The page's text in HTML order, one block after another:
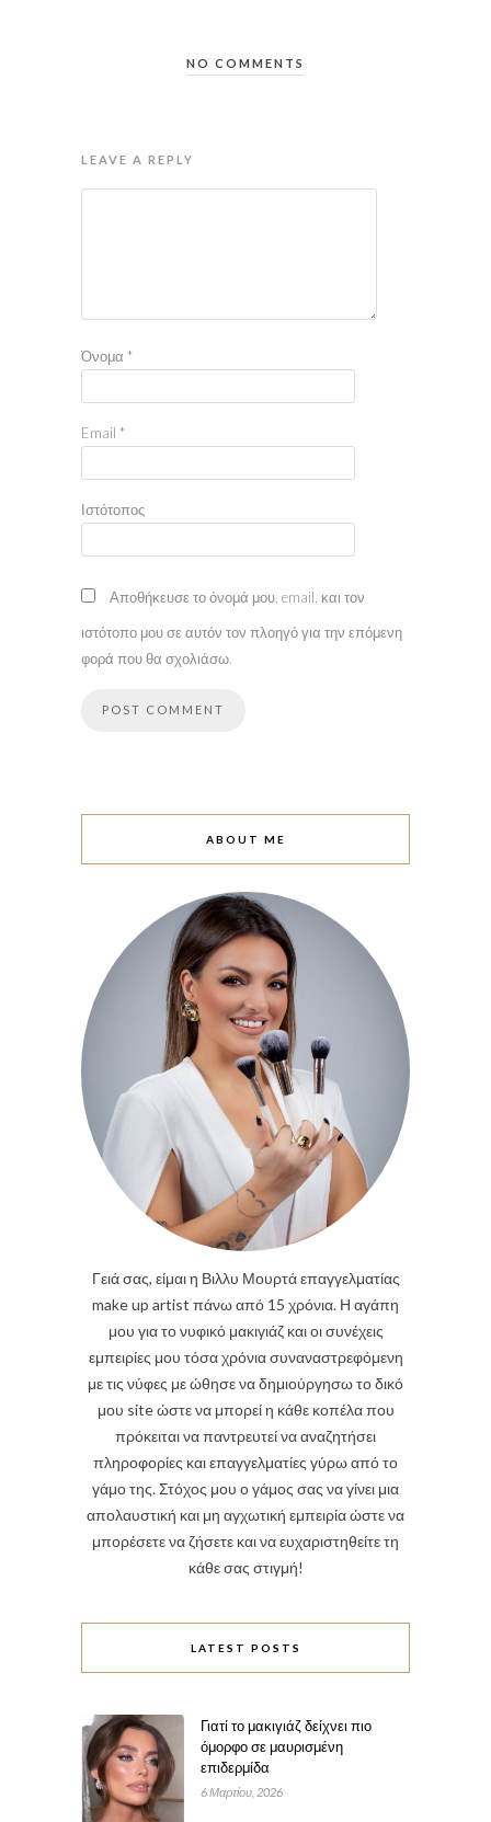
NO COMMENTS
LEAVE A REPLY
Όνομα *
Email *
Ιστότοπος
Αποθήκευσε το όνομά μου, email, και τον
ιστότοπο μου σε αυτόν τον πλοηγό για την επόμενη
φορά που θα σχολιάσω.
ABOUT ME
Γειά σας, είμαι η Βιλλυ Μουρτά επαγγελματίας
make up artist πάνω από 15 χρόνια. Η αγάπη
μου για το νυφικό μακιγιάζ και οι συνέχεις
εμπειρίες μου τόσα χρόνια συναναστρεφόμενη
με τις νύφες με ώθησε να δημιούργησω το δικό
μου site ώστε να μπορεί η κάθε κοπέλα που
πρόκειται να παντρευτεί να αναζητήσει
πληροφορίες και επαγγελματίες γύρω από το
γάμο της. Στόχος μου ο γάμος σας να γίνει μια
απολαυστική και μη αγχωτική εμπειρία ώστε να
μπορέσετε να ζήσετε και να ευχαριστηθείτε τη
κάθε σας στιγμή!
LATEST POSTS
Γιατί το μακιγιάζ δείχνει πιο
όμορφο σε μαυρισμένη
επιδερμίδα
6 Μαρτίου, 2026